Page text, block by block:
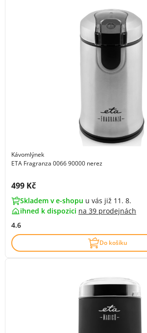
Kávomlýnek
ETA Fragranza 0066 90000 nerez
Cena s DPH:
499 Kč
Skladem v e-shopu u vás již 11. 8.
ihned k dispozici na 39 prodejnách
4.6
Do košíku